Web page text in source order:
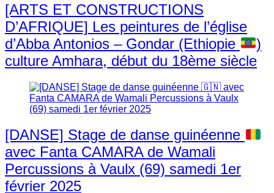
[ARTS ET CONSTRUCTIONS
D’AFRIQUE] Les peintures de l’église
d’Abba Antonios – Gondar (Ethiopie
)
culture Amhara, début du 18ème siècle
[DANSE] Stage de danse guinéenne
avec Fanta CAMARA de Wamali
Percussions à Vaulx (69) samedi 1er
février 2025